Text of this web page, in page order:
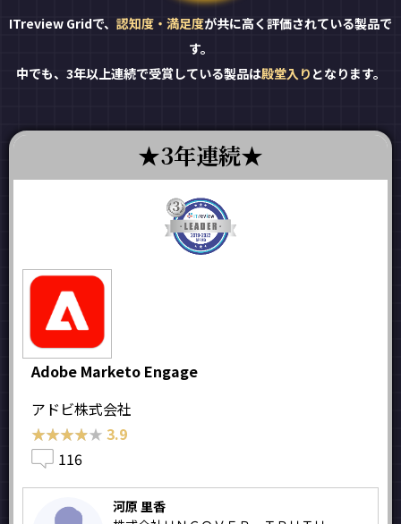
ITreview Gridで、 認知度・満足度が共に高く評価されている製品で
す。
中でも、3年以上連続で受賞している製品は殿堂入り となります。
3年連続
Adobe Marketo Engage
アドビ株式会社
★★★★★
★★★★★ 3.9
116
河原 里香